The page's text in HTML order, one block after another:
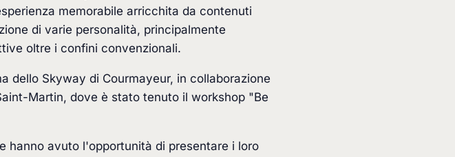
memorabile arricchita da contenuti
di varie personalità, principalmente
oltre i confini convenzionali.
dello Skyway di Courmayeur, in collaborazione
Martin, dove è stato tenuto il workshop "Be
hanno avuto l'opportunità di presentare i loro